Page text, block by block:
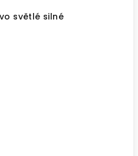
světlé silné